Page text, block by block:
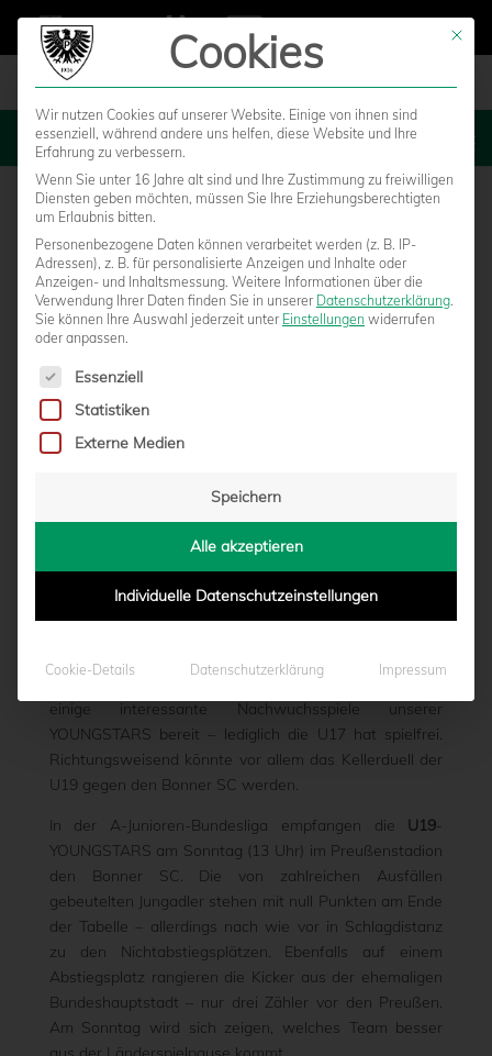
MENU
YOUNGSTARS: KELLERDUELL FÜR DIE U19
TOPSPIEL
vonMarcel Weskamp|11.09.2014 - 10:00
Jahn Regensburg hält das nahende Wochenende auch
einige interessante Nachwuchsspiele unserer
YOUNGSTARS bereit – lediglich die U17 hat spielfrei.
Richtungsweisend könnte vor allem das Kellerduell der
U19 gegen den Bonner SC werden.
In der A-Junioren-Bundesliga empfangen die U19-
YOUNGSTARS am Sonntag (13 Uhr) im Preußenstadion
den Bonner SC. Die von zahlreichen Ausfällen
gebeutelten Jungadler stehen mit null Punkten am Ende
der Tabelle – allerdings nach wie vor in Schlagdistanz
zu den Nichtabstiegsplätzen. Ebenfalls auf einem
Abstiegsplatz rangieren die Kicker aus der ehemaligen
Bundeshauptstadt – nur drei Zähler vor den Preußen.
Am Sonntag wird sich zeigen, welches Team besser
Mit
Cookies
Wir nutzen Cookies auf unserer Website. Einige von ihnen sind
essenziell, während andere uns helfen, diese Website und Ihre
Erfahrung zu verbessern.
Wenn Sie unter 16 Jahre alt sind und Ihre Zustimmung zu freiwilligen
Diensten geben möchten, müssen Sie Ihre Erziehungsberechtigten
um Erlaubnis bitten.
Personenbezogene Daten können verarbeitet werden (z. B. IP-
Adressen), z. B. für personalisierte Anzeigen und Inhalte oder
Anzeigen- und Inhaltsmessung. Weitere Informationen über die
Verwendung Ihrer Daten finden Sie in unserer Datenschutzerklärung.
Sie können Ihre Auswahl jederzeit unter Einstellungen widerrufen
oder anpassen.
Es folgt eine Liste der Service-Gruppen, für die eine
Essenziell
Statistiken
Externe Medien
Speichern
Alle akzeptieren
Individuelle Datenschutzeinstellungen
Cookie-Details Datenschutzerklärung Impressum